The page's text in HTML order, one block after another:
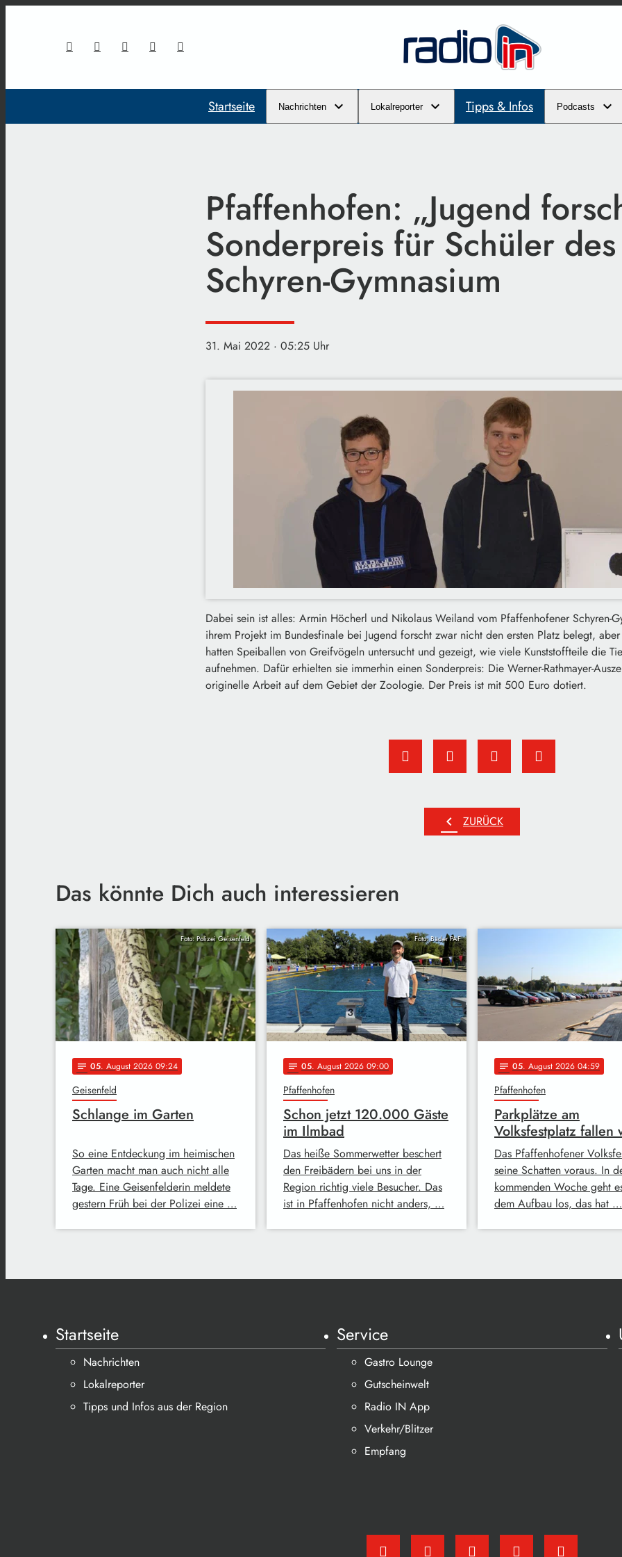
Startseite Nachrichten Lokalreporter Tipps & Infos Podcasts
Pfaffenhofen: „Jugend
Sonderpreis für Schüler des
Schyren-Gymnasium
31. Mai 2022 · 05:25 Uhr
Dabei sein ist alles: Armin Höcherl und Nikolaus Weiland vom Pfaffenhofener Schyren-
ihrem Projekt im Bundesfinale bei Jugend forscht zwar nicht den ersten Platz belegt,
hatten Speiballen von Greifvögeln untersucht und gezeigt, wie viele Kunststoffteile die
aufnehmen. Dafür erhielten sie immerhin einen Sonderpreis: Die Werner-Rathmayer-
originelle Arbeit auf dem Gebiet der Zoologie. Der Preis ist mit 500 Euro dotiert.
chevron_left ZURÜCK
Das könnte Dich auch interessieren
Foto: Polizei Geisenfeld
notes 05. August 2026 09:24
Geisenfeld
Schlange im Garten
So eine Entdeckung im heimischen
Garten macht man auch nicht alle
Tage. Eine Geisenfelderin meldete
gestern Früh bei der Polizei eine …
Foto: Bäder PAF
notes 05. August 2026 09:00
Pfaffenhofen
Schon jetzt 120.000 Gäste
im Ilmbad
Das heiße Sommerwetter beschert
den Freibädern bei uns in der
Region richtig viele Besucher. Das
ist in Pfaffenhofen nicht anders, …
notes 05. August 2026 04:59
Pfaffenhofen
Parkplätze am
Volksfestplatz fallen
Das Pfaffenhofener
seine Schatten voraus. In
kommenden Woche geht
dem Aufbau los, das hat …
Startseite
Nachrichten
Lokalreporter
Tipps und Infos aus der Region
Service
Gastro Lounge
Gutscheinwelt
Radio IN App
Verkehr/Blitzer
Empfang